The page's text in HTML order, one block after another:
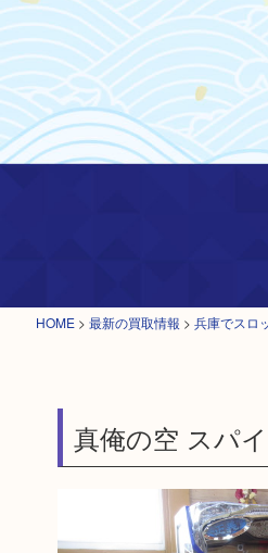
HOME > 最新の買取情報 > 兵庫でスロ
真俺の空 スパ